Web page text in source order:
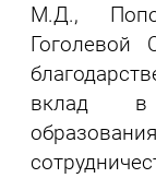
М.Д.,
Гоголевой
вклад в